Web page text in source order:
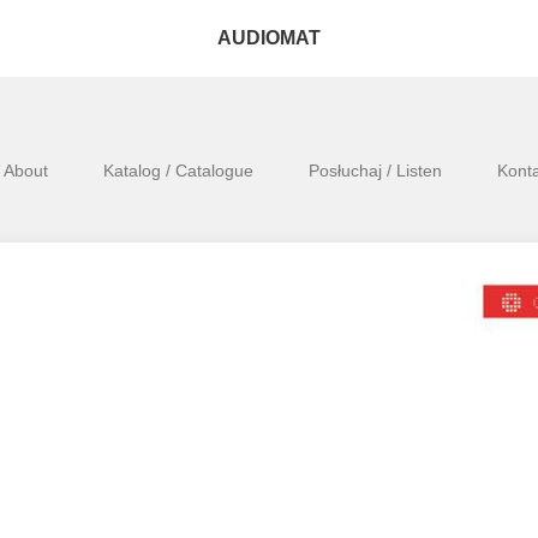
AUDIOMAT
About Katalog / Catalogue Posłuchaj / Listen